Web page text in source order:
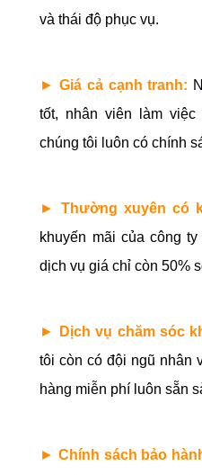
và thái độ phục vụ.
► Giá cả cạnh tranh:
tốt, nhân viên làm việc
chúng tôi luôn có chính
► Thường xuyên có
khuyến mãi của công
dịch vụ giá chỉ còn 50%
► Dịch vụ chăm sóc
tôi còn có đội ngũ nhân
hàng miễn phí luôn sẵn
► Chính sách bảo